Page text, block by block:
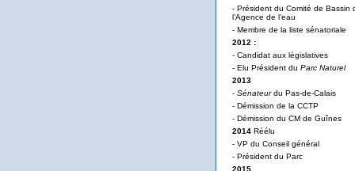
- Président du Comité de Bassin
l’Agence de l’eau
- Membre de la liste sénatoriale
2012 :
- Candidat aux législatives
- Elu Président du Parc Naturel
2013
- Sénateurdu Pas-de-Calais
- Démission de la CCTP
- Démission du CM de Guînes
2014 Réélu
- VP du Conseil général
- Président du Parc
2015